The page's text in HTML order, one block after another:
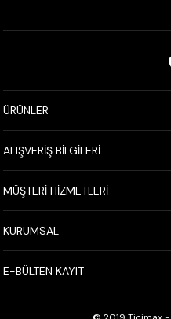
ÜRÜNLER
ALIŞVERİŞ BİLGİLERİ
MÜŞTERİ HİZMETLERİ
KURUMSAL
E-BÜLTEN KAYIT